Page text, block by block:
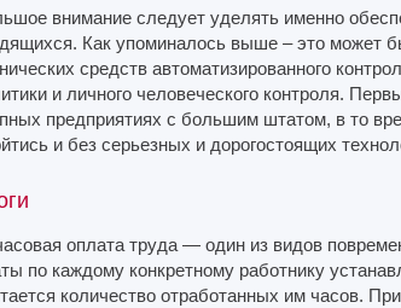
внимание следует уделять именно
Как упоминалось выше – это может
средств автоматизированного
и личного человеческого контроля.
предприятиях с большим штатом, в то
и без серьезных и дорогостоящих
оплата труда — один из видов
по каждому конкретному работнику
количество отработанных им часов.